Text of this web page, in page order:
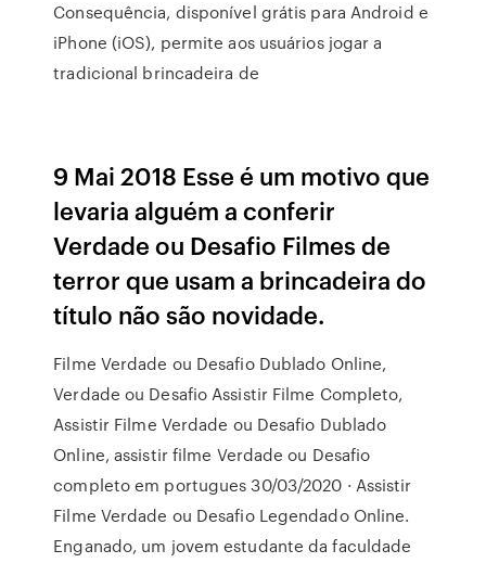
Consequência, disponível grátis para Android e
iPhone (iOS), permite aos usuários jogar a
tradicional brincadeira de
9 Mai 2018 Esse é um motivo que
levaria alguém a conferir
Verdade ou Desafio Filmes de
terror que usam a brincadeira do
título não são novidade.
Filme Verdade ou Desafio Dublado Online,
Verdade ou Desafio Assistir Filme Completo,
Assistir Filme Verdade ou Desafio Dublado
Online, assistir filme Verdade ou Desafio
completo em portugues 30/03/2020 · Assistir
Filme Verdade ou Desafio Legendado Online.
Enganado, um jovem estudante da faculdade